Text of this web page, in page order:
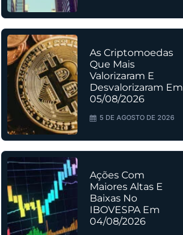
As Criptomoedas
Que Mais
Valorizaram E
Desvalorizaram Em
05/08/2026
5 DE AGOSTO DE 2026
Ações Com
Maiores Altas E
Baixas No
IBOVESPA Em
04/08/2026